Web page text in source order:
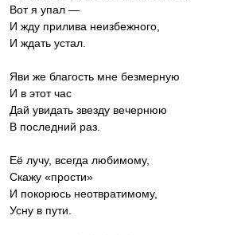
Вот я упал —
И жду прилива неизбежного,
И ждать устал.
Яви же благость мне безмерную
И в этот час
Дай увидать звезду вечернюю
В последний раз.
Её лучу, всегда любимому,
Скажу «прости»
И покорюсь неотвратимому,
Усну в пути.